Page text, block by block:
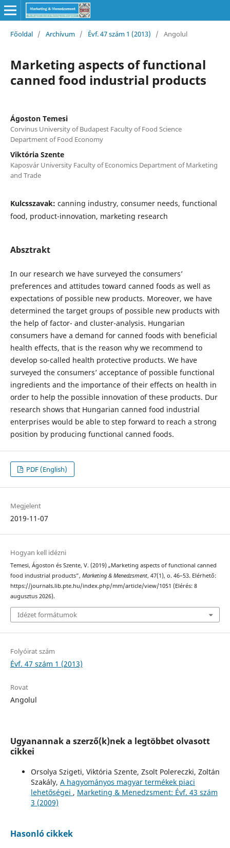
Főoldal / Archívum / Évf. 47 szám 1 (2013) / Angolul
Marketing aspects of functional
canned food industrial products
Ágoston Temesi
Corvinus University of Budapest Faculty of Food Science
Department of Food Economy
Viktória Szente
Kaposvár University Faculty of Economics Department of Marketing
and Trade
Kulcsszavak: canning industry, consumer needs, functional
food, product-innovation, marketing research
Absztrakt
In our research we have surveyed the consumers’
preferences and attitudes toward canned foods as well as
expectations of possible new products. Moreover, we have
determined the target groups of possible new products with
the help of factor- and cluster-analysis. Hungarian
consumers have a demand for canned foods with beneficial
health effects, that is the reason why we recommend to
develop so-called health protective products. We have
surveyed the consumers’ acceptance of possible functional
ingredients and the importance of their effects on health in
order to help the possible innovation of these products. Dur
research shows that Hungarian canned food industrial
enterprises would be able to step forward to reach a strong
position by producing functional canned foods.
PDF (English)
Megjelent
2019-11-07
Hogyan kell idézni
Temesi, Ágoston és Szente, V. (2019) „Marketing aspects of functional canned
food industrial products”, Marketing & Menedzsment, 47(1), o. 46–53. Elérhető:
https://journals.lib.pte.hu/index.php/mm/article/view/1051 (Elérés: 8
augusztus 2026).
Idézet formátumok
Folyóirat szám
Évf. 47 szám 1 (2013)
Rovat
Angolul
Ugyanannak a szerző(k)nek a legtöbbet olvasott
cikkei
Orsolya Szigeti, Viktória Szente, Zsolt Polereczki, Zoltán
Szakály, A hagyományos magyar termékek piaci
lehetőségei , Marketing & Menedzsment: Évf. 43 szám
3 (2009)
Hasonló cikkek